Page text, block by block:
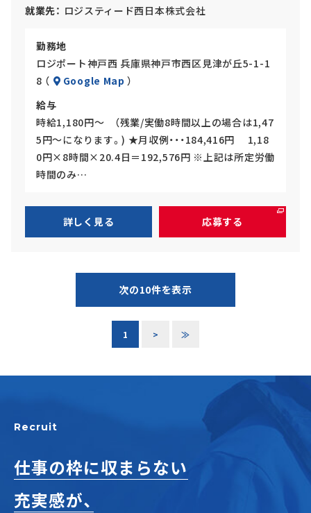
就業先 ロジスティード西日本株式会社
勤務地
ロジポート神戸西 兵庫県神戸市西区見津が丘5-1-1
8 （
Google Map ）
給与
時給1,180円～ （残業/実働8時間以上の場合は1,47
5円～になります。) ★月収例・・・184,416円 1,18
0円×8時間×20.4日＝192,576円 ※上記は所定労働
時間のみ…
詳しく見る 応募する
次の10件を表示
1 > ≫
Recruit
仕事の枠に収まらない
充実感が、